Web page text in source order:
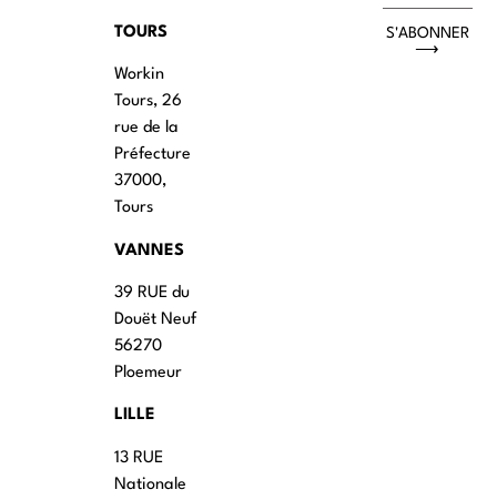
TOURS
Workin
Tours, 26
rue de la
Préfecture
37000,
Tours
VANNES
39 RUE du
Douët Neuf
56270
Ploemeur
LILLE
13 RUE
Nationale
S'ABONNER
⟶